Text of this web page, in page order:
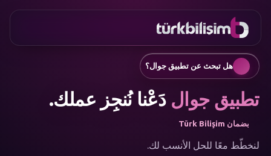
المفضلة
تطبيق جوال
روبوتات الدردشة ومساعدو العملاء
إدارة وسائل التواصل الاجتماعي
إعلانات جوجل والتسويق بالأداء
التجارة الإلكترونية
الهوية المؤسسية والشعار
0216
755 3
555
العربية
هل تبحث عن تطبيق جوال؟
تطبيق جوال دَعْنا نُنجِز عملك.
بضمان Türk Bilişim
لنخطّط معًا للحل الأنسب لك.